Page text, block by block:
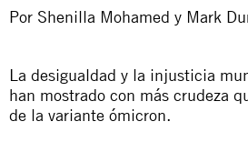
Por Shenilla Mohamed y Mark
La desigualdad y la injusticia
han mostrado con más crudeza
de la variante ómicron.